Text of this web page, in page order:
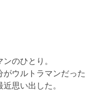
のひとり。
ウルトラマンだった
思い出した。